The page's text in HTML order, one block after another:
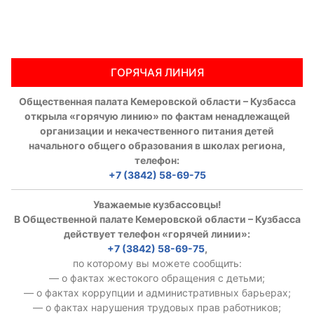
ГОРЯЧАЯ ЛИНИЯ
Общественная палата Кемеровской области – Кузбасса
открыла «горячую линию» по фактам ненадлежащей
организации и некачественного питания детей
начального общего образования в школах региона,
телефон:
+7 (3842) 58-69-75
Уважаемые кузбассовцы!
В Общественной палате Кемеровской области – Кузбасса
действует телефон «горячей линии»:
+7 (3842) 58-69-75,
по которому вы можете сообщить:
— о фактах жестокого обращения с детьми;
— о фактах коррупции и административных барьерах;
— о фактах нарушения трудовых прав работников;